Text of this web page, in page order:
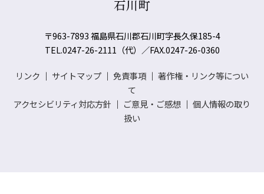
〒963-7893 福島県石川郡石川町字長久保185-4
TEL.0247-26-2111（代）／FAX.0247-26-0360
リンク ｜ サイトマップ ｜ 免責事項 ｜ 著作権・リンク等につい
て
アクセシビリティ対応方針 ｜ ご意見・ご感想 ｜ 個人情報の取り
扱い